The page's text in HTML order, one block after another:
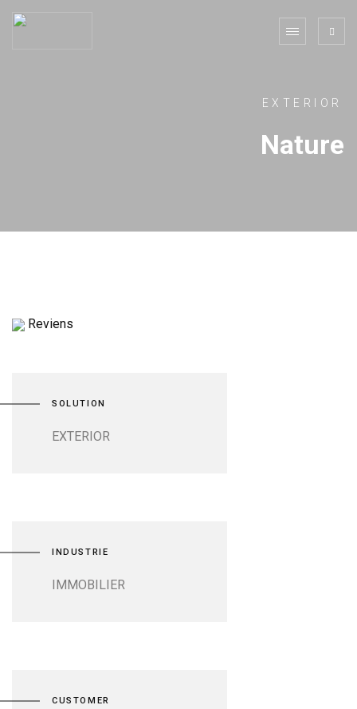
EXTERIOR
Nature
Reviens
SOLUTION
EXTERIOR
INDUSTRIE
IMMOBILIER
CUSTOMER